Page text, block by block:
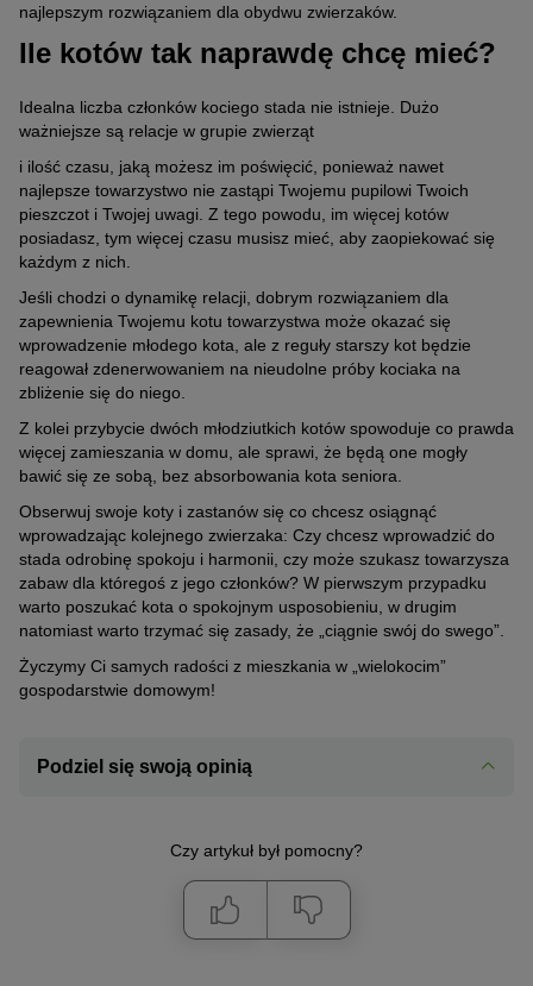
najlepszym rozwiązaniem dla obydwu zwierzaków.
Ile kotów tak naprawdę chcę mieć?
Idealna liczba członków kociego stada nie istnieje. Dużo
ważniejsze są relacje w grupie zwierząt
i ilość czasu, jaką możesz im poświęcić, ponieważ nawet
najlepsze towarzystwo nie zastąpi Twojemu pupilowi Twoich
pieszczot i Twojej uwagi. Z tego powodu, im więcej kotów
posiadasz, tym więcej czasu musisz mieć, aby zaopiekować się
każdym z nich.
Jeśli chodzi o dynamikę relacji, dobrym rozwiązaniem dla
zapewnienia Twojemu kotu towarzystwa może okazać się
wprowadzenie młodego kota, ale z reguły starszy kot będzie
reagował zdenerwowaniem na nieudolne próby kociaka na
zbliżenie się do niego.
Z kolei przybycie dwóch młodziutkich kotów spowoduje co prawda
więcej zamieszania w domu, ale sprawi, że będą one mogły
bawić się ze sobą, bez absorbowania kota seniora.
Obserwuj swoje koty i zastanów się co chcesz osiągnąć
wprowadzając kolejnego zwierzaka: Czy chcesz wprowadzić do
stada odrobinę spokoju i harmonii, czy może szukasz towarzysza
zabaw dla któregoś z jego członków? W pierwszym przypadku
warto poszukać kota o spokojnym usposobieniu, w drugim
natomiast warto trzymać się zasady, że „ciągnie swój do swego”.
Życzymy Ci samych radości z mieszkania w „wielokocim”
gospodarstwie domowym!
Podziel się swoją opinią
Czy artykuł był pomocny?